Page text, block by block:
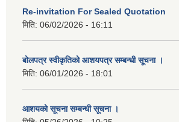
Re-invitation For Sealed Quotation
मिति: 06/02/2026 - 16:11
बोलपत्र स्वीकृतिको आशयपत्र सम्बन्धी सूचना ।
मिति: 06/01/2026 - 18:01
आशयको सूचना सम्बन्धी सूचना ।